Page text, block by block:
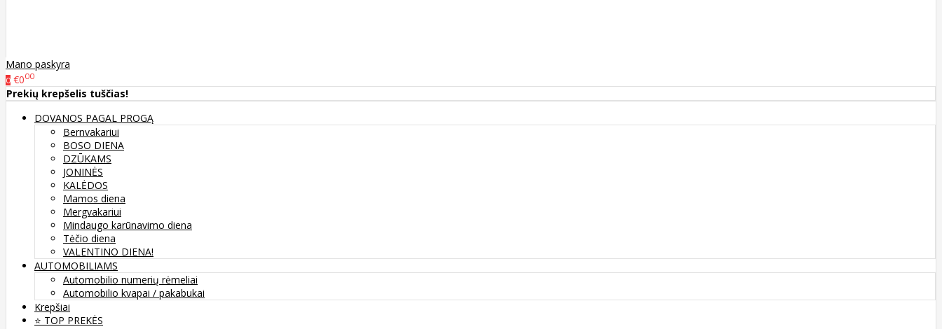
Mano paskyra
0 €000
Prekių krepšelis tuščias!
DOVANOS PAGAL PROGĄ
Bernvakariui
BOSO DIENA
DZŪKAMS
JONINĖS
KALĖDOS
Mamos diena
Mergvakariui
Mindaugo karūnavimo diena
Tėčio diena
VALENTINO DIENA!
AUTOMOBILIAMS
Automobilio numerių rėmeliai
Automobilio kvapai / pakabukai
Krepšiai
⭐️ TOP PREKĖS